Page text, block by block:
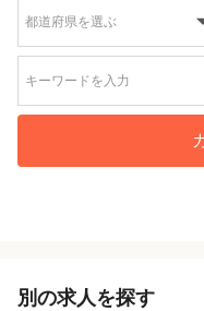
別の求人を探す